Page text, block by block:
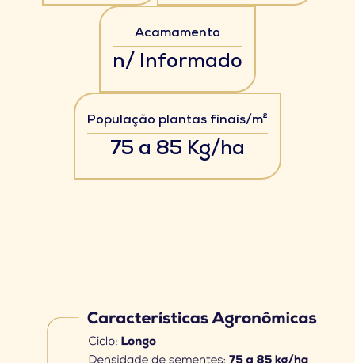
Acamamento
n/ Informado
População plantas finais/m²
75 a 85 Kg/ha